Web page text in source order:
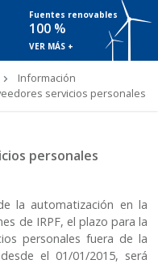
Fuentes renovables
100 %
VER MÁS +
Información
servicios personales
personales
la automatización en la
de IRPF, el plazo para la
personales fuera de la
el 01/01/2015, será